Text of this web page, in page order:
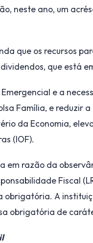
neste ano, um
que os recursos
que está
Emergencial e a
Família, e reduzir
da Economia,
(IOF).
em razão da
Fiscal
obrigatória. A
obrigatória de